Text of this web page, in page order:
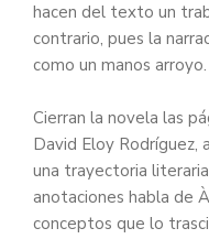
hacen del texto un
contrario, pues la
como un manos arroyo.
Cierran la novela las
David Eloy Rodríguez,
una trayectoria
anotaciones habla de
conceptos que lo